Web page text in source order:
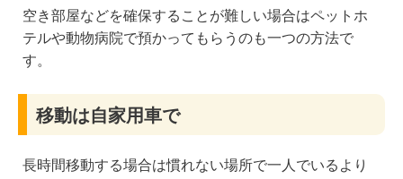
空き部屋などを確保することが難しい場合はペットホ
テルや動物病院で預かってもらうのも一つの方法で
す。
移動は自家用車で
長時間移動する場合は慣れない場所で一人でいるより